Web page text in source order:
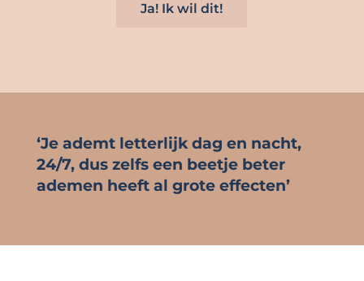
Ja! Ik wil dit!
‘Je ademt letterlijk dag en nacht,
24/7, dus zelfs een beetje beter
ademen heeft al grote effecten’